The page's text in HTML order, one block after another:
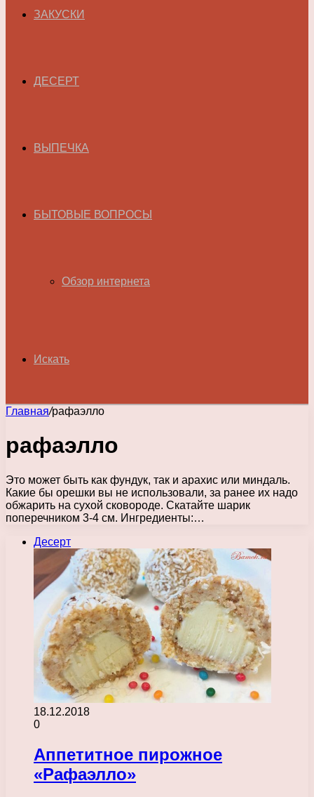
ЗАКУСКИ
ДЕСЕРТ
ВЫПЕЧКА
БЫТОВЫЕ ВОПРОСЫ
Обзор интернета
Искать
Главная/рафаэлло
рафаэлло
Это может быть как фундук, так и арахис или миндаль.
Какие бы орешки вы не использовали, за ранее их надо
обжарить на сухой сковороде. Скатайте шарик
поперечником 3-4 см. Ингредиенты:…
Десерт
18.12.2018
0
Аппетитное пирожное
«Рафаэлло»